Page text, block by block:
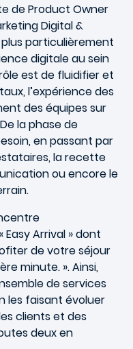
de Product Owner
Digital &
particulièrement
digitale au sein
est de fluidifier et
l’expérience des
des équipes sur
la phase de
en passant par
la recette
ou encore le
Arrival » dont
de votre séjour
minute. ». Ainsi,
de services
les faisant évoluer
clients et des
deux en